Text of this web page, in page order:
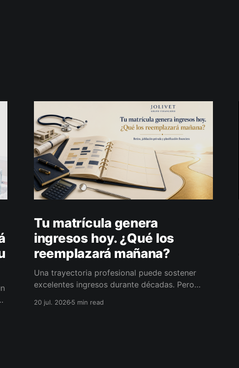
Tu matrícula genera
ingresos hoy. ¿Qué los
reemplazará mañana?
Una trayectoria profesional puede sostener
excelentes ingresos durante décadas. Pero
también pueden hacerlo. La pregunta no es
20 jul. 20265 min read